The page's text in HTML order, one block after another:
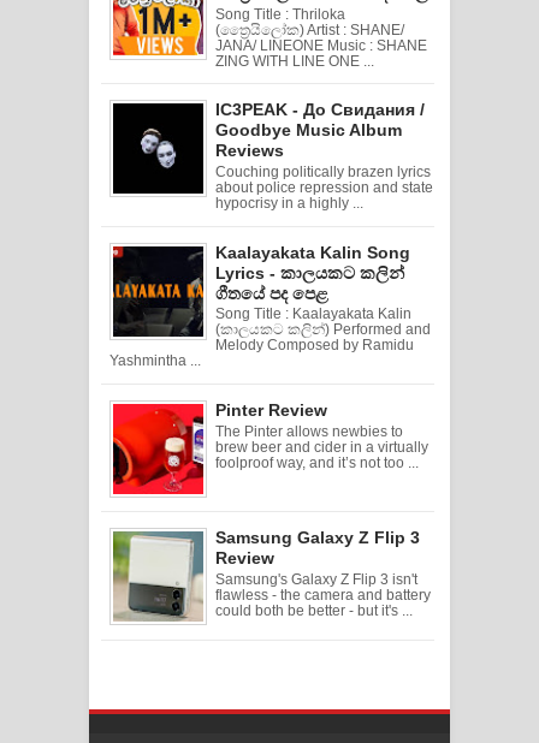
Song Title : Thriloka
(ත්‍රෛයිලෝක) Artist : SHANE/
JANA/ LINEONE Music : SHANE
ZING WITH LINE ONE ...
IC3PEAK - До Свидания /
Goodbye Music Album
Reviews
Couching politically brazen lyrics
about police repression and state
hypocrisy in a highly ...
Kaalayakata Kalin Song
Lyrics - කාලයකට කලින්
ගීතයේ පද පෙළ
Song Title : Kaalayakata Kalin
(කාලයකට කලින්) Performed and
Melody Composed by Ramidu
Yashmintha ...
Pinter Review
The Pinter allows newbies to
brew beer and cider in a virtually
foolproof way, and it’s not too ...
Samsung Galaxy Z Flip 3
Review
Samsung's Galaxy Z Flip 3 isn't
flawless - the camera and battery
could both be better - but it's ...